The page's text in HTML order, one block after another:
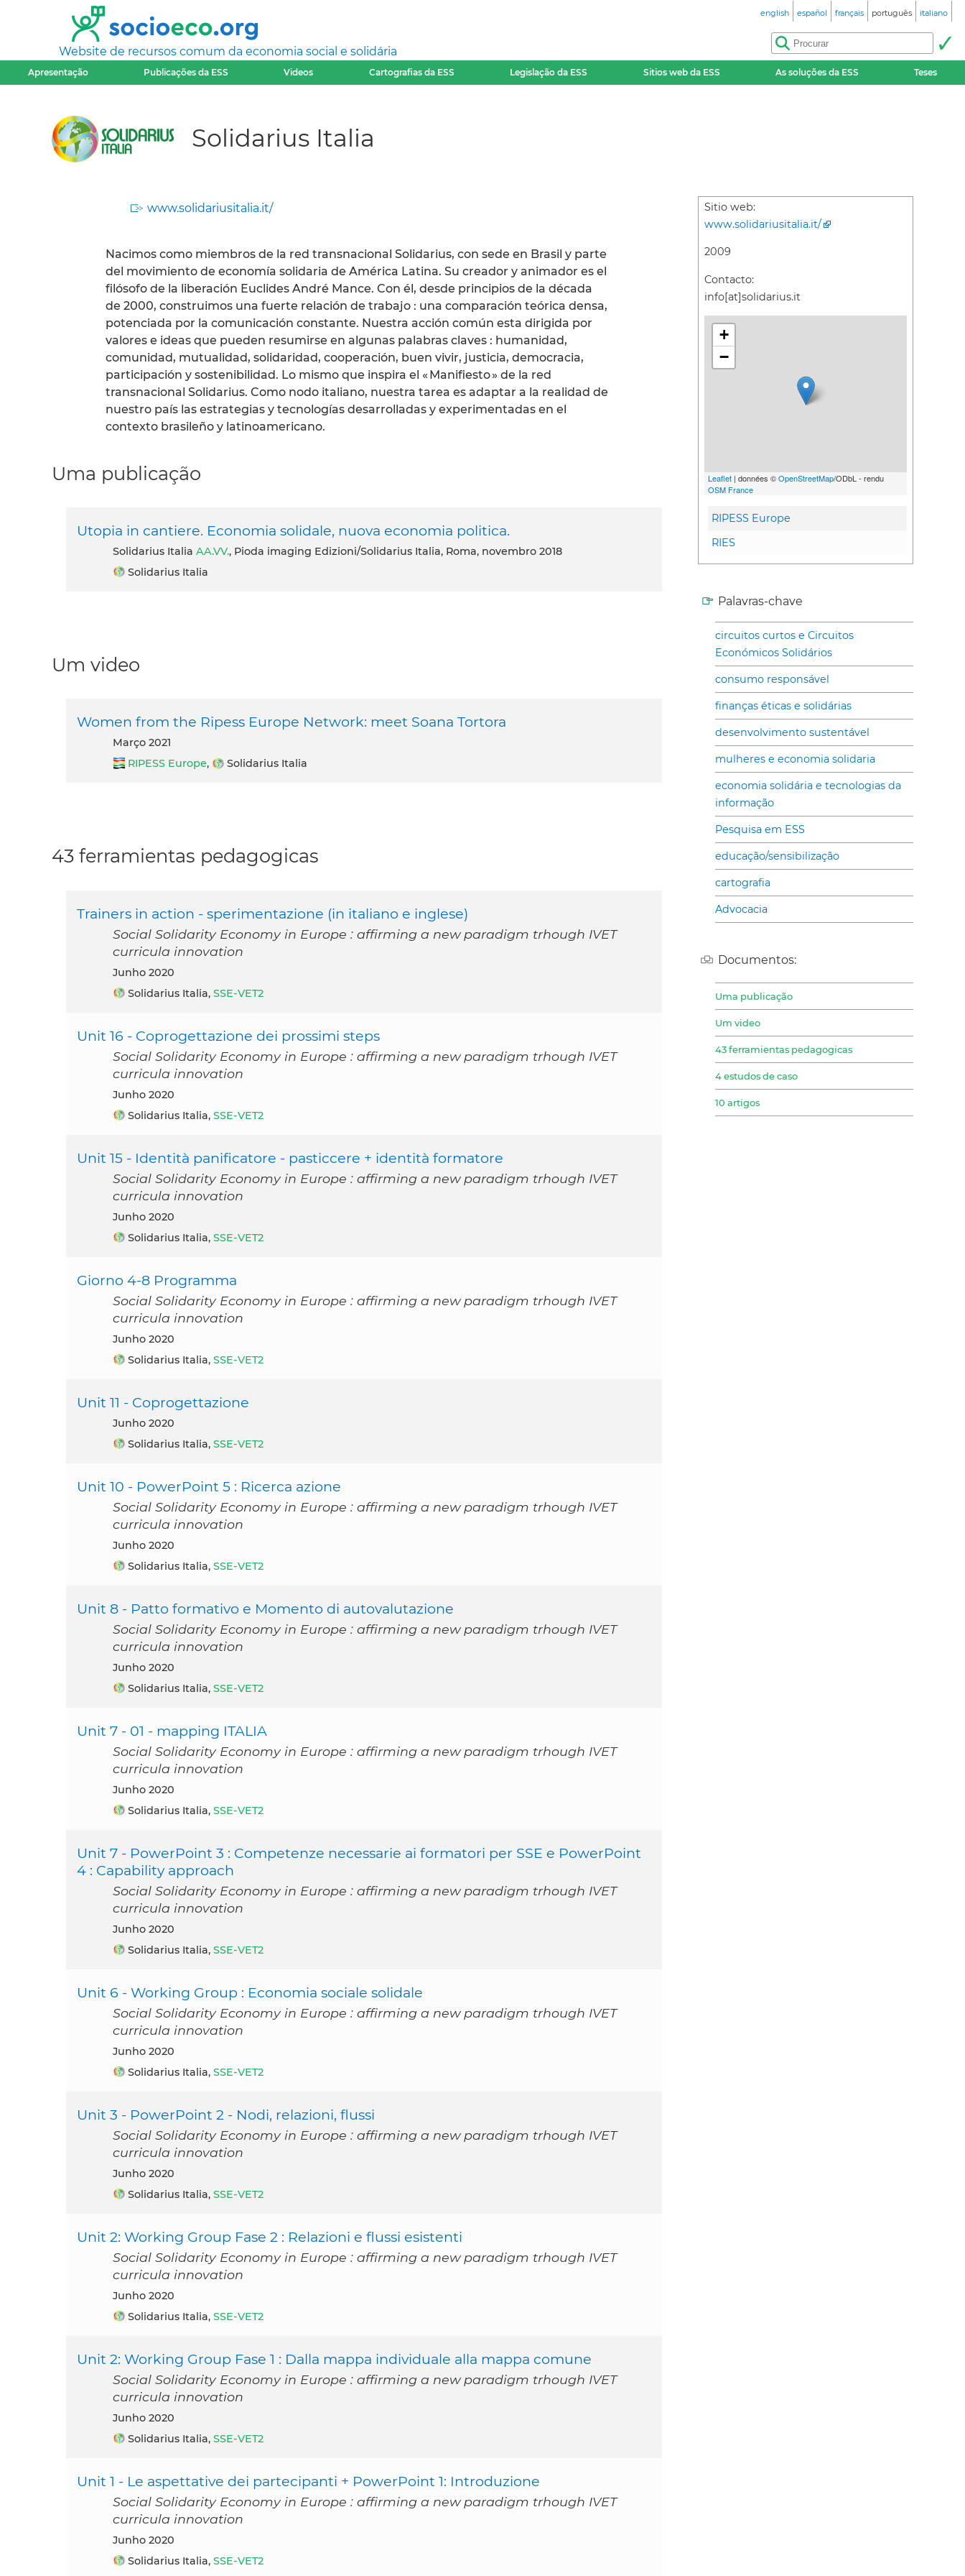
Website de recursos comum da economia social e solidária
english español français português italiano
Apresentação Publicações da ESS Videos Cartografias da ESS Legislação da ESS Sitios web da ESS As soluções da ESS Teses
Solidarius Italia
www.solidariusitalia.it/
Nacimos como miembros de la red transnacional Solidarius, con sede en Brasil y parte
del movimiento de economía solidaria de América Latina. Su creador y animador es el
filósofo de la liberación Euclides André Mance. Con él, desde principios de la década
de 2000, construimos una fuerte relación de trabajo : una comparación teórica densa,
potenciada por la comunicación constante. Nuestra acción común esta dirigida por
valores e ideas que pueden resumirse en algunas palabras claves : humanidad,
comunidad, mutualidad, solidaridad, cooperación, buen vivir, justicia, democracia,
participación y sostenibilidad. Lo mismo que inspira el « Manifiesto » de la red
transnacional Solidarius. Como nodo italiano, nuestra tarea es adaptar a la realidad de
nuestro país las estrategias y tecnologías desarrolladas y experimentadas en el
contexto brasileño y latinoamericano.
Sitio web:
www.solidariusitalia.it/
2009
Contacto:
info[at]solidarius.it
+
−
Leaflet | données ©OpenStreetMap/ODbL - rendu
OSM France
RIPESS Europe
RIES
Palavras-chave
circuitos curtos e Circuitos
Económicos Solidários
consumo responsável
finanças éticas e solidárias
desenvolvimento sustentável
mulheres e economia solidaria
economia solidária e tecnologias da
informação
Pesquisa em ESS
educação/sensibilização
cartografia
Advocacia
Documentos:
Uma publicação
Um video
43 ferramientas pedagogicas
4 estudos de caso
10 artigos
Uma publicação
Utopia in cantiere. Economia solidale, nuova economia politica.
Solidarius Italia AA.VV., Pioda imaging Edizioni/Solidarius Italia, Roma, novembro 2018
Solidarius Italia
Um video
Women from the Ripess Europe Network: meet Soana Tortora
março 2021
RIPESS Europe, Solidarius Italia
43 ferramientas pedagogicas
Trainers in action - sperimentazione (in italiano e inglese)
Social Solidarity Economy in Europe : affirming a new paradigm trhough IVET
curricula innovation
junho 2020
Solidarius Italia, SSE-VET2
Unit 16 - Coprogettazione dei prossimi steps
Social Solidarity Economy in Europe : affirming a new paradigm trhough IVET
curricula innovation
junho 2020
Solidarius Italia, SSE-VET2
Unit 15 - Identità panificatore - pasticcere + identità formatore
Social Solidarity Economy in Europe : affirming a new paradigm trhough IVET
curricula innovation
junho 2020
Solidarius Italia, SSE-VET2
Giorno 4-8 Programma
Social Solidarity Economy in Europe : affirming a new paradigm trhough IVET
curricula innovation
junho 2020
Solidarius Italia, SSE-VET2
Unit 11 - Coprogettazione
junho 2020
Solidarius Italia, SSE-VET2
Unit 10 - PowerPoint 5 : Ricerca azione
Social Solidarity Economy in Europe : affirming a new paradigm trhough IVET
curricula innovation
junho 2020
Solidarius Italia, SSE-VET2
Unit 8 - Patto formativo e Momento di autovalutazione
Social Solidarity Economy in Europe : affirming a new paradigm trhough IVET
curricula innovation
junho 2020
Solidarius Italia, SSE-VET2
Unit 7 - 01 - mapping ITALIA
Social Solidarity Economy in Europe : affirming a new paradigm trhough IVET
curricula innovation
junho 2020
Solidarius Italia, SSE-VET2
Unit 7 - PowerPoint 3 : Competenze necessarie ai formatori per SSE e PowerPoint
4 : Capability approach
Social Solidarity Economy in Europe : affirming a new paradigm trhough IVET
curricula innovation
junho 2020
Solidarius Italia, SSE-VET2
Unit 6 - Working Group : Economia sociale solidale
Social Solidarity Economy in Europe : affirming a new paradigm trhough IVET
curricula innovation
junho 2020
Solidarius Italia, SSE-VET2
Unit 3 - PowerPoint 2 - Nodi, relazioni, flussi
Social Solidarity Economy in Europe : affirming a new paradigm trhough IVET
curricula innovation
junho 2020
Solidarius Italia, SSE-VET2
Unit 2: Working Group Fase 2 : Relazioni e flussi esistenti
Social Solidarity Economy in Europe : affirming a new paradigm trhough IVET
curricula innovation
junho 2020
Solidarius Italia, SSE-VET2
Unit 2: Working Group Fase 1 : Dalla mappa individuale alla mappa comune
Social Solidarity Economy in Europe : affirming a new paradigm trhough IVET
curricula innovation
junho 2020
Solidarius Italia, SSE-VET2
Unit 1 - Le aspettative dei partecipanti + PowerPoint 1: Introduzione
Social Solidarity Economy in Europe : affirming a new paradigm trhough IVET
curricula innovation
junho 2020
Solidarius Italia, SSE-VET2